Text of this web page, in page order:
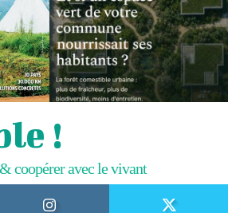
!
coopérer avec le vivant